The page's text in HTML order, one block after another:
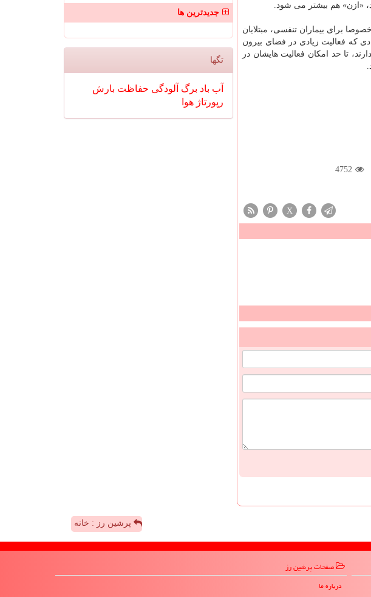
«ازن» هم بیشتر می شود.
است. خصوصا برای بیماران تنفسی، مبتلایان
كه فعالیت زیادی در فضای بیرون
تا حد امكان فعالیت هایشان در
4752
X
جدیدترین ها
تگها
آب باد برگ آلودگی حفاظت بارش
رپورتاژ هوا
پرشین رز : خانه
صفحات پرشین رز
درباره ما